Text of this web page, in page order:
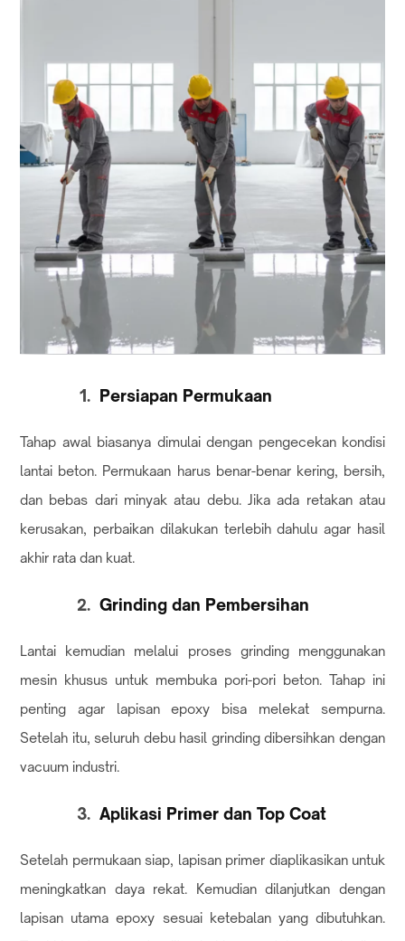
Persiapan Permukaan
Tahap awal biasanya dimulai dengan pengecekan kondisi
lantai beton. Permukaan harus benar-benar kering, bersih,
dan bebas dari minyak atau debu. Jika ada retakan atau
kerusakan, perbaikan dilakukan terlebih dahulu agar hasil
akhir rata dan kuat.
Grinding dan Pembersihan
Lantai kemudian melalui proses grinding menggunakan
mesin khusus untuk membuka pori-pori beton. Tahap ini
penting agar lapisan epoxy bisa melekat sempurna.
Setelah itu, seluruh debu hasil grinding dibersihkan dengan
vacuum industri.
Aplikasi Primer dan Top Coat
Setelah permukaan siap, lapisan primer diaplikasikan untuk
meningkatkan daya rekat. Kemudian dilanjutkan dengan
lapisan utama epoxy sesuai ketebalan yang dibutuhkan.